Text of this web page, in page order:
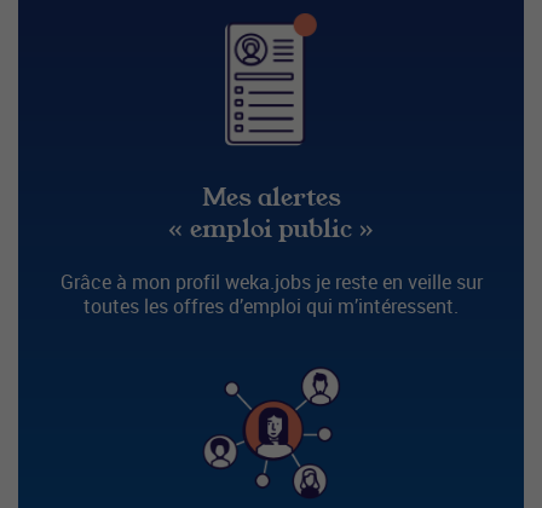
Mes alertes
« emploi public »
Grâce à mon profil weka.jobs je reste en veille sur
toutes les offres d’emploi qui m’intéressent.